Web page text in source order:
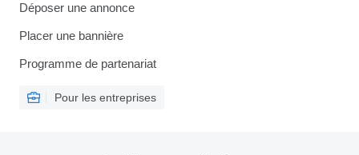
Déposer une annonce
Placer une bannière
Programme de partenariat
Pour les entreprises